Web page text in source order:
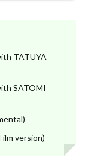
TATUYA
SATOMI
version)